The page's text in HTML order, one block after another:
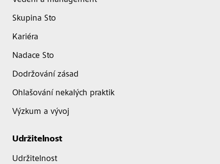
Skupina Sto
Kariéra
Nadace Sto
Dodržování zásad
Ohlašování nekalých praktik
Výzkum a vývoj
Udržitelnost
Udržitelnost